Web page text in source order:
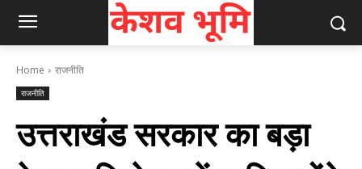
Home राजनीति
राजनीति
उत्तराखंड सरकार का बड़ा